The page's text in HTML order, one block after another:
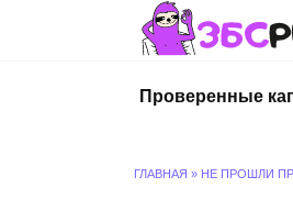
Проверенные
ГЛАВНАЯ » НЕ ПРОШЛИ